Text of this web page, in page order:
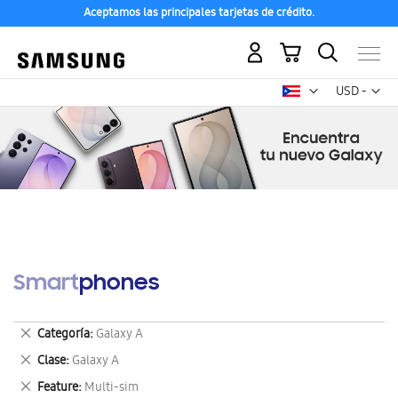
Aceptamos las principales tarjetas de crédito.
USD -
dólar
Mi carrito
Smartphones
Categoría Galaxy A
Eliminar
este
artículo
Clase Galaxy A
Eliminar
este
Feature Multi-sim
Eliminar